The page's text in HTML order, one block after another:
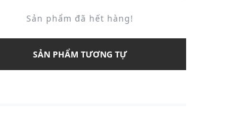
Sản phẩm đã hết hàng!
SẢN PHẨM TƯƠNG TỰ